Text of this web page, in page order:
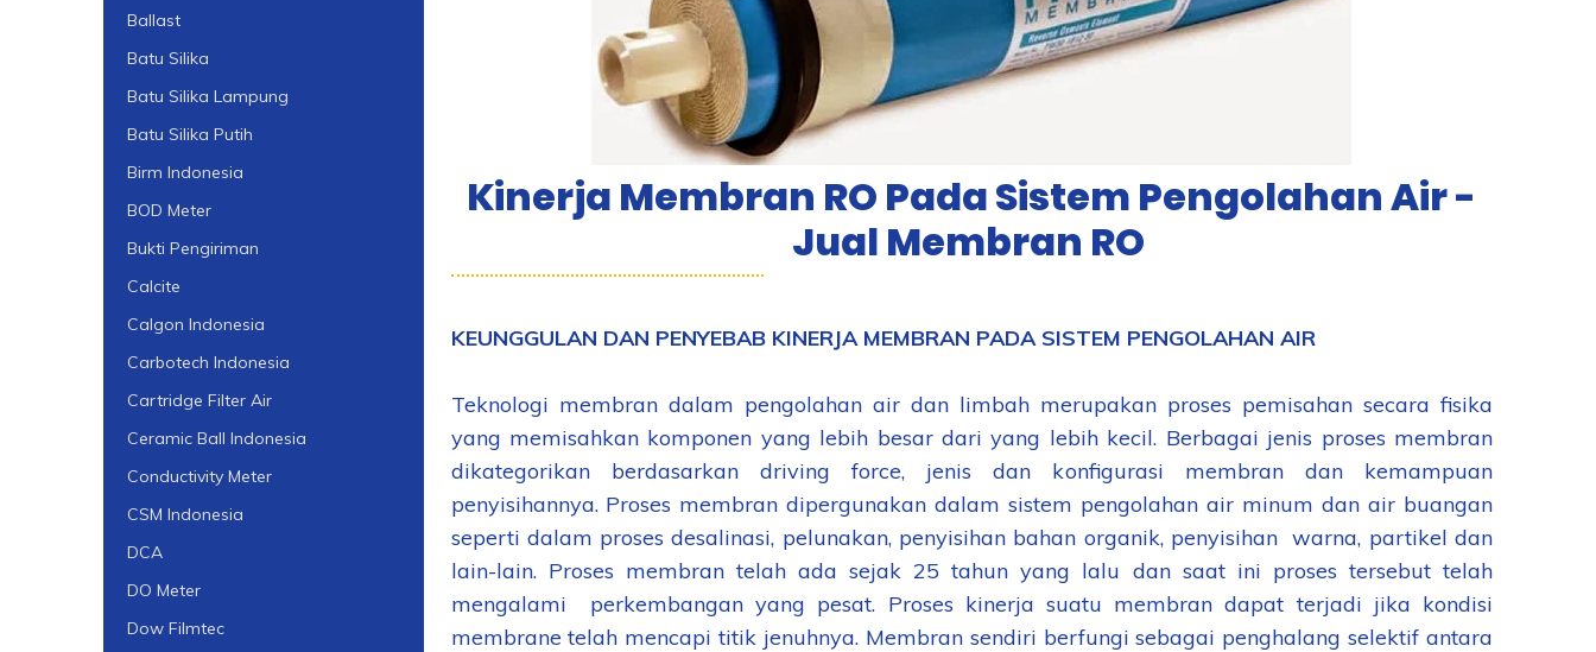
Kinerja Membran RO Pada Sistem Pengolahan Air -
Jual Membran RO
KEUNGGULAN DAN PENYEBAB KINERJA MEMBRAN PADA SISTEM PENGOLAHAN AIR
Teknologi membran dalam pengolahan air dan limbah merupakan proses pemisahan secara fisika
yang memisahkan komponen yang lebih besar dari yang lebih kecil. Berbagai jenis proses membran
dikategorikan berdasarkan driving force, jenis dan konfigurasi membran dan kemampuan
penyisihannya. Proses membran dipergunakan dalam sistem pengolahan air minum dan air buangan
seperti dalam proses desalinasi, pelunakan, penyisihan bahan organik, penyisihan warna, partikel dan
lain-lain. Proses membran telah ada sejak 25 tahun yang lalu dan saat ini proses tersebut telah
mengalami perkembangan yang pesat. Proses kinerja suatu membran dapat terjadi jika kondisi
membrane telah mencapi titik jenuhnya. Membran sendiri berfungi sebagai penghalang selektif antara
Ballast
Batu Silika
Batu Silika Lampung
Batu Silika Putih
Birm Indonesia
BOD Meter
Bukti Pengiriman
Calcite
Calgon Indonesia
Carbotech Indonesia
Cartridge Filter Air
Ceramic Ball Indonesia
Conductivity Meter
CSM Indonesia
DCA
DO Meter
Dow Filmtec